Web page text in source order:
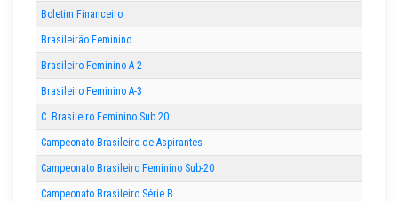
Boletim Financeiro
Brasileirão Feminino
Brasileiro Feminino A-2
Brasileiro Feminino A-3
C. Brasileiro Feminino Sub 20
Campeonato Brasileiro de Aspirantes
Campeonato Brasileiro Feminino Sub-20
Campeonato Brasileiro Série B